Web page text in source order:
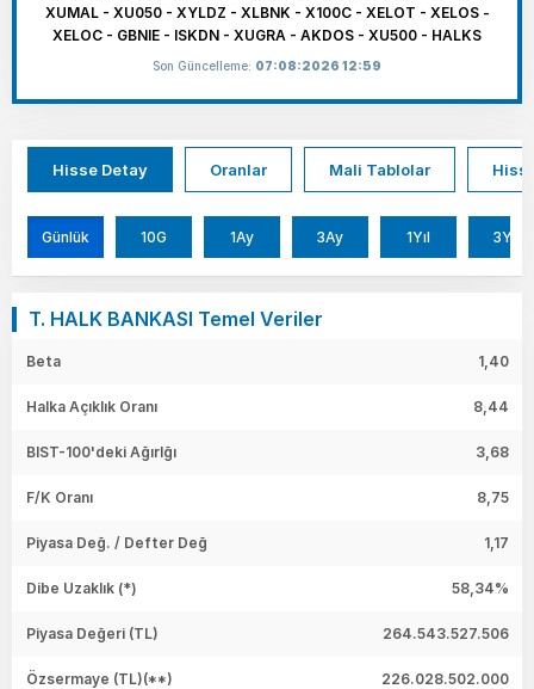
XUMAL - XU050 - XYLDZ - XLBNK - X100C - XELOT - XELOS -
XELOC - GBNIE - ISKDN - XUGRA - AKDOS - XU500 - HALKS
Son Güncelleme: 07:08:2026 12:59
Hisse Detay Oranlar Mali Tablolar
Günlük 10G 1Ay 3Ay 1Yıl 3Yıl
T. HALK BANKASI Temel Veriler
Beta 1,40
Halka Açıklık Oranı 8,44
BIST-100'deki Ağırlğı 3,68
F/K Oranı 8,75
Piyasa Değ. / Defter Değ 1,17
Dibe Uzaklık (*) 58,34%
Piyasa Değeri (TL) 264.543.527.506
Özsermaye (TL)(**) 226.028.502.000